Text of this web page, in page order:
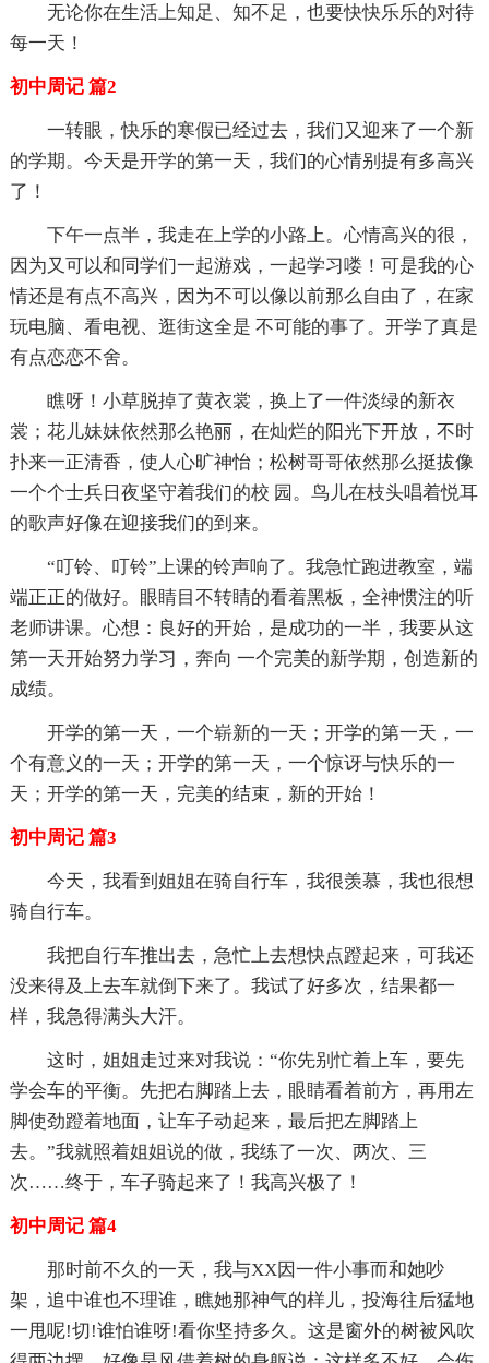
无论你在生活上知足、知不足，也要快快乐乐的对待
每一天！
初中周记 篇2
一转眼，快乐的寒假已经过去，我们又迎来了一个新
的学期。今天是开学的第一天，我们的心情别提有多高兴
了！
下午一点半，我走在上学的小路上。心情高兴的很，
因为又可以和同学们一起游戏，一起学习喽！可是我的心
情还是有点不高兴，因为不可以像以前那么自由了，在家
玩电脑、看电视、逛街这全是 不可能的事了。开学了真是
有点恋恋不舍。
瞧呀！小草脱掉了黄衣裳，换上了一件淡绿的新衣
裳；花儿妹妹依然那么艳丽，在灿烂的阳光下开放，不时
扑来一正清香，使人心旷神怡；松树哥哥依然那么挺拔像
一个个士兵日夜坚守着我们的校 园。鸟儿在枝头唱着悦耳
的歌声好像在迎接我们的到来。
“叮铃、叮铃”上课的铃声响了。我急忙跑进教室，端
端正正的做好。眼睛目不转睛的看着黑板，全神惯注的听
老师讲课。心想：良好的开始，是成功的一半，我要从这
第一天开始努力学习，奔向 一个完美的新学期，创造新的
成绩。
开学的第一天，一个崭新的一天；开学的第一天，一
个有意义的一天；开学的第一天，一个惊讶与快乐的一
天；开学的第一天，完美的结束，新的开始！
初中周记 篇3
今天，我看到姐姐在骑自行车，我很羡慕，我也很想
骑自行车。
我把自行车推出去，急忙上去想快点蹬起来，可我还
没来得及上去车就倒下来了。我试了好多次，结果都一
样，我急得满头大汗。
这时，姐姐走过来对我说：“你先别忙着上车，要先
学会车的平衡。先把右脚踏上去，眼睛看着前方，再用左
脚使劲蹬着地面，让车子动起来，最后把左脚踏上
去。”我就照着姐姐说的做，我练了一次、两次、三
次……终于，车子骑起来了！我高兴极了！
初中周记 篇4
那时前不久的一天，我与XX因一件小事而和她吵
架，追中谁也不理谁，瞧她那神气的样儿，投海往后猛地
一甩呢!切!谁怕谁呀!看你坚持多久。这是窗外的树被风吹